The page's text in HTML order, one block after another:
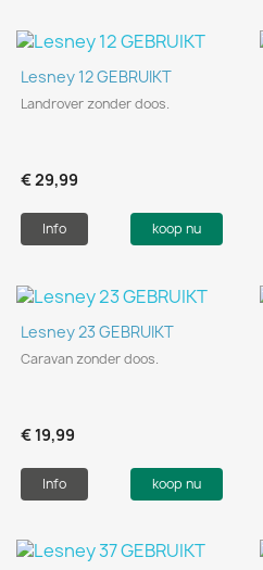
Lesney 12 GEBRUIKT
Landrover zonder doos.
€ 29,99
Info koop nu
Lesney 23 GEBRUIKT
Caravan zonder doos.
€ 19,99
Info koop nu